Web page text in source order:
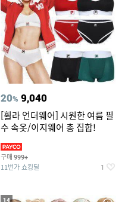
20% 9,040
[휠라 언더웨어] 시원한 여름 필
수 속옷/이지웨어 총 집합!
구매 999+
11번가 쇼킹딜 1
14